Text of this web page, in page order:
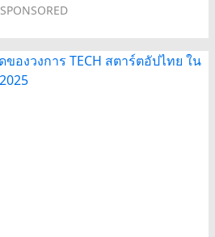
SPONSORED